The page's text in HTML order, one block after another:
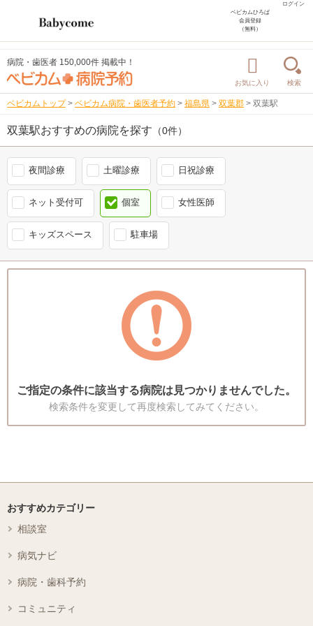
ログイン
ベビカムひろば
会員登録
（無料）
病院・歯医者 150,000件 掲載中！
お気に入り 検索
ベビカムトップ > ベビカム病院・歯医者予約 > 福島県 > 双葉郡 > 双葉駅
双葉駅おすすめの病院を探す （0件）
夜間診療 土曜診療 日祝診療
ネット受付可 個室 女性医師
キッズスペース 駐車場
ご指定の条件に該当する病院は見つかりませんでした。
検索条件を変更して再度検索してみてください。
おすすめカテゴリー
相談室
病気ナビ
病院・歯科予約
コミュニティ